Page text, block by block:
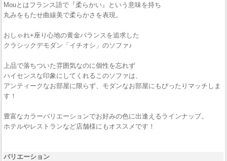
Mouとはフランス語で『柔らかい』という意味を持ち
丸みをもたせ曲線美で柔らかさを表現。
おしゃれ+座り心地の黄金バランスを追求した
クラシックデモダン「イチオシ」のソファ♪
上品で落ちついた雰囲気なのに個性を忘れず
ハイセンスな印象にしてくれるこのソファは、
アンティークなお部屋に限らず、モダンなお部屋にもぴったりマッチしま
す！
豊富なカラーバリエーションでお好みの色に出逢えるラインナップ。
ホテルやレストランなど店舗様にもオススメです！
バリエーション